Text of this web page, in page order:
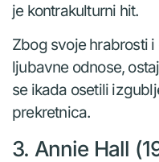
je kontrakulturni hit.
Zbog svoje hrabrosti
ljubavne odnose,
se ikada osetili
prekretnica.
3. Annie Hall